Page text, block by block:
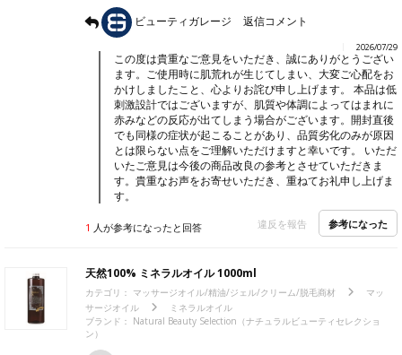
ビューティガレージ
返信コメント
2026/07/29
この度は貴重なご意見をいただき、誠にありがとうござい
ます。ご使用時に肌荒れが生じてしまい、大変ご心配をお
かけしましたこと、心よりお詫び申し上げます。 本品は低
刺激設計ではございますが、肌質や体調によってはまれに
赤みなどの反応が出てしまう場合がございます。開封直後
でも同様の症状が起こることがあり、品質劣化のみが原因
とは限らない点をご理解いただけますと幸いです。 いただ
いたご意見は今後の商品改良の参考とさせていただきま
す。貴重なお声をお寄せいただき、重ねてお礼申し上げま
す。
1 人が参考になったと回答 違反を報告 参考になった
天然100% ミネラルオイル 1000ml
カテゴリ： マッサージオイル/精油/ジェル/クリーム/脱毛商材
マッ
サージオイル
ミネラルオイル
ブランド： Natural Beauty Selection（ナチュラルビューティセレクショ
ン）